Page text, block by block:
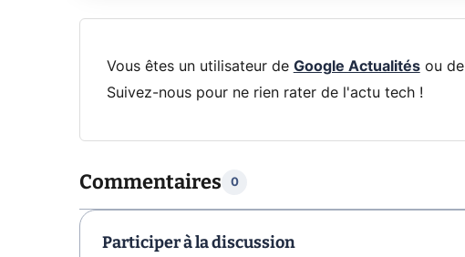
Vous êtes un utilisateur de Google Actualitésou de
Suivez-nous pour ne rien rater de l'actu tech !
Commentaires 0
Participer à la discussion